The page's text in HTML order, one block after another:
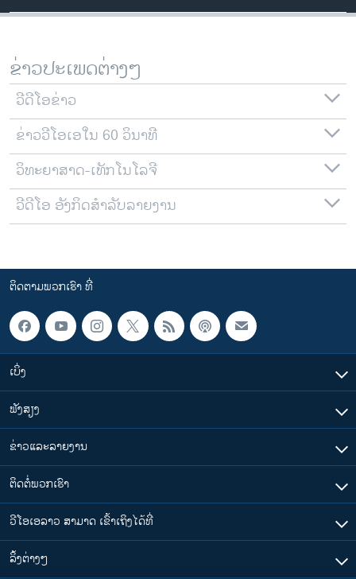
ຂ່າວປະເພດຕ່າງໆ
ວີດີໂອຂ່າວ
ຂ່າວວີໂອເອໃນ 60 ວິນາທີ
ວິທະຍາສາດ-ເທັກໂນໂລຈີ
ວີດີໂອ ອັງກິດສຳລັບລາຍງານ
ຕິດຕາມພວກເຮົາ ທີ່
ເບິ່ງ
ຟັງສຽງ
ຂ່າວແລະລາຍງານ
ຕິດຕໍ່ພວກເຮົາ
ວີໂອເອລາວ ສາມາດ ເຂົ້າເຖິງໄດ້ທີ່
​ລິ້ງ​ຕ່າງໆ